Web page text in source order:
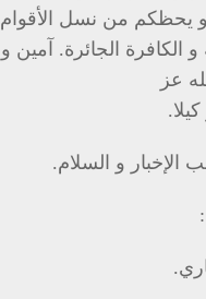
يحظكم من نسل الأقوام
و الكافرة الجائرة. آمين و
عز
الإخبار و السلام.